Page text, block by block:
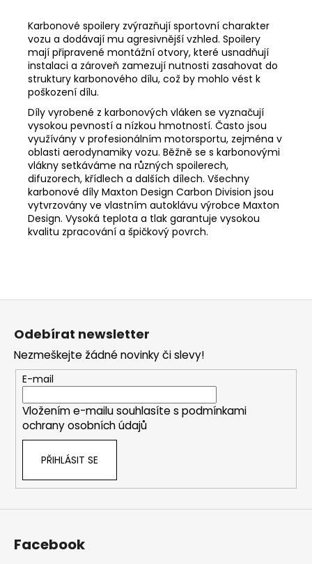
Karbonové spoilery zvýrazňují sportovní charakter
vozu a dodávají mu agresivnější vzhled. Spoilery
mají připravené montážní otvory, které usnadňují
instalaci a zároveň zamezují nutnosti zasahovat do
struktury karbonového dílu, což by mohlo vést k
poškození dílu.
Díly vyrobené z karbonových vláken se vyznačují
vysokou pevností a nízkou hmotností. Často jsou
využívány v profesionálním motorsportu, zejména v
oblasti aerodynamiky vozu. Běžně se s karbonovými
vlákny setkáváme na různých spoilerech,
difuzorech, křídlech a dalších dílech. Všechny
karbonové díly Maxton Design Carbon Division jsou
vytvrzovány ve vlastním autoklávu výrobce Maxton
Design. Vysoká teplota a tlak garantuje vysokou
kvalitu zpracování a špičkový povrch.
Z
Odebírat newsletter
Nezmeškejte žádné novinky či slevy!
E-mail
Vložením e-mailu souhlasíte s podmínkami
ochrany osobních údajů
PŘIHLÁSIT SE
Facebook